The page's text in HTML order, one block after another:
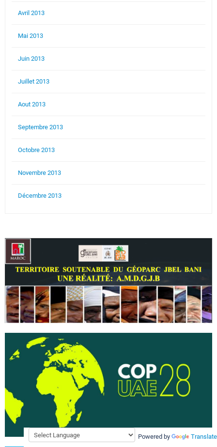
Avril 2013
Mai 2013
Juin 2013
Juillet 2013
Aout 2013
Septembre 2013
Octobre 2013
Novembre 2013
Décembre 2013
Powered by Translate